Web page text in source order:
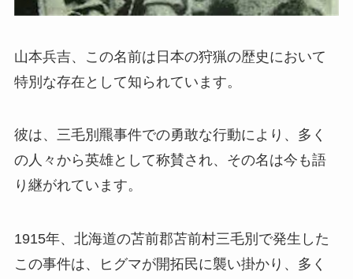
山本兵吉、この名前は日本の狩猟の歴史において
特別な存在として知られています。
彼は、三毛別羆事件での勇敢な行動により、多く
の人々から英雄として称賛され、その名は今も語
り継がれています。
1915年、北海道の苫前郡苫前村三毛別で発生した
この事件は、ヒグマが開拓民に襲い掛かり、多く